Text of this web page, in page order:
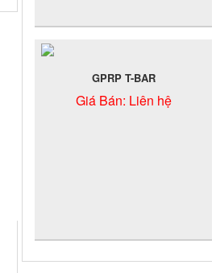
GPRP T-BAR
Giá Bán: Liên hệ